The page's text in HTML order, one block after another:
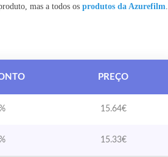
mas a todos os produtos da Azurefilm.
PREÇO
15.64€
15.33€